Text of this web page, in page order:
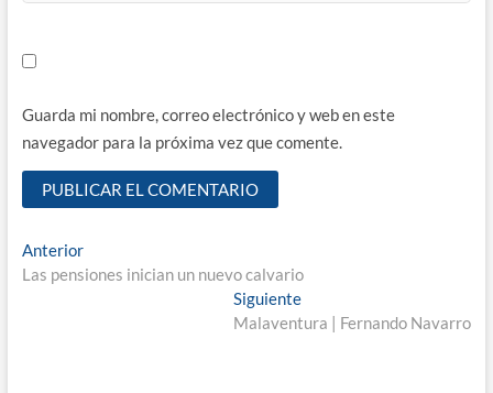
Guarda mi nombre, correo electrónico y web en este
navegador para la próxima vez que comente.
Navegación
de
AnteriorEntrada
anterior:
Las pensiones inician un nuevo calvario
SiguienteEntrada
siguiente:
Malaventura | Fernando Navarro